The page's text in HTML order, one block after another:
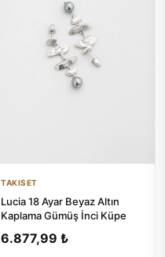
TAKISET
Lucia 18 Ayar Beyaz Altın
Kaplama Gümüş İnci Küpe
6.877,99 ₺